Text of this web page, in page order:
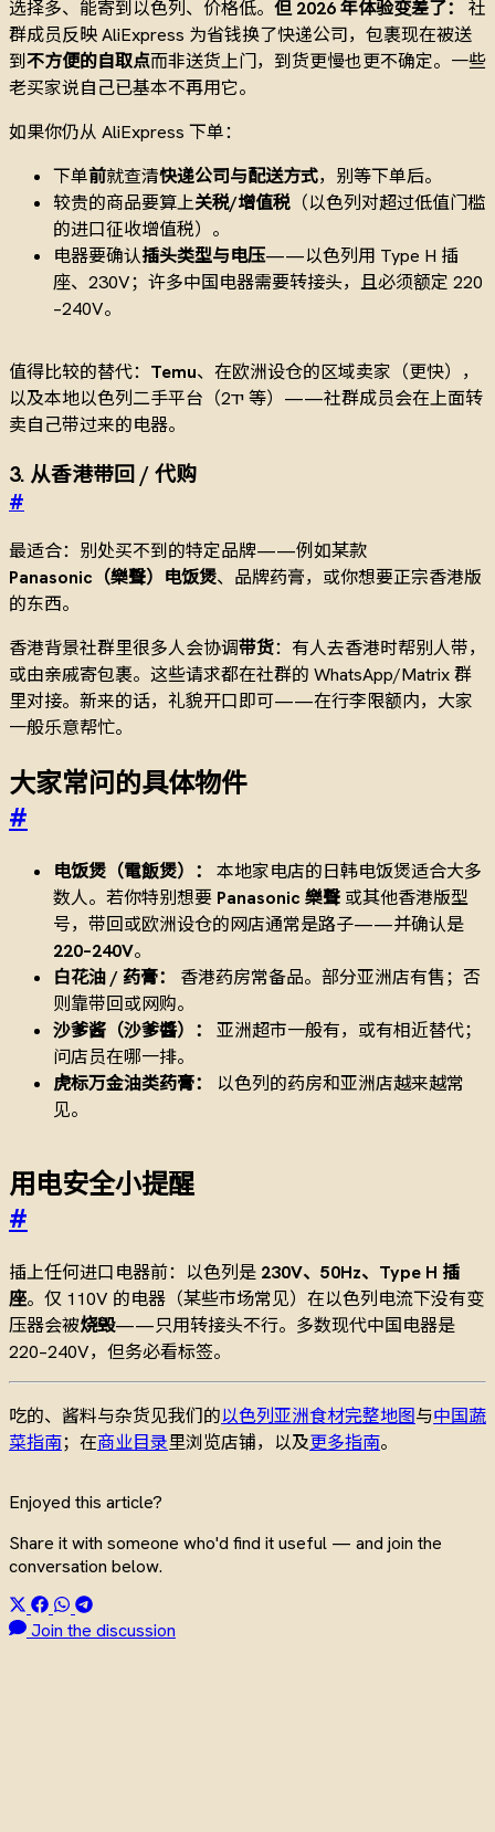
选择多、能寄到以色列、价格低。 但 2026 年体验变差了：
社
群成员反映 AliExpress 为省钱换了快递公司，包裹现在被送
到不方便的自取点而非送货上门，到货更慢也更不确定。一些
老买家说自己已基本不再用它。
如果你仍从 AliExpress 下单：
下单前就查清快递公司与配送方式，别等下单后。
较贵的商品要算上关税/增值税 （以色列对超过低值门槛
的进口征收增值税）。
电器要确认插头类型与电压——以色列用 Type H 插
座、230V；许多中国电器需要转接头，且必须额定 220
–240V。
值得比较的替代： Temu、在欧洲设仓的区域卖家（更快），
以及本地以色列二手平台（יד2 等）——社群成员会在上面转
卖自己带过来的电器。
3. 从香港带回 / 代购
#
最适合：别处买不到的特定品牌——例如某款
Panasonic（樂聲）电饭煲、品牌药膏，或你想要正宗香港版
的东西。
香港背景社群里很多人会协调带货：有人去香港时帮别人带，
或由亲戚寄包裹。这些请求都在社群的 WhatsApp/Matrix 群
里对接。新来的话，礼貌开口即可——在行李限额内，大家
一般乐意帮忙。
大家常问的具体物件
#
电饭煲（電飯煲）：
本地家电店的日韩电饭煲适合大多
数人。若你特别想要 Panasonic 樂聲 或其他香港版型
号，带回或欧洲设仓的网店通常是路子——并确认是
220–240V。
白花油 / 药膏：
香港药房常备品。部分亚洲店有售；否
则靠带回或网购。
沙爹酱（沙爹醬）：
亚洲超市一般有，或有相近替代；
问店员在哪一排。
虎标万金油类药膏：
以色列的药房和亚洲店越来越常
见。
用电安全小提醒
#
插上任何进口电器前：以色列是 230V、50Hz、Type H 插
座。仅 110V 的电器（某些市场常见）在以色列电流下没有变
压器会被烧毁——只用转接头不行。多数现代中国电器是
220–240V，但务必看标签。
吃的、酱料与杂货见我们的以色列亚洲食材完整地图与中国蔬
菜指南；在商业目录里浏览店铺，以及更多指南。
Enjoyed this article?
Share it with someone who'd find it useful — and join the
conversation below.
Join the discussion